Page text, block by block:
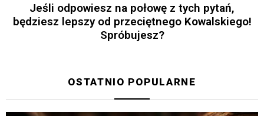
Jeśli odpowiesz na połowę z tych pytań,
będziesz lepszy od przeciętnego Kowalskiego!
Spróbujesz?
OSTATNIO POPULARNE